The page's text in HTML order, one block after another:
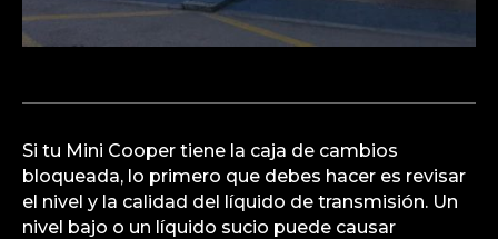
Si tu Mini Cooper tiene la caja de cambios
bloqueada, lo primero que debes hacer es revisar
el nivel y la calidad del líquido de transmisión. Un
nivel bajo o un líquido sucio puede causar